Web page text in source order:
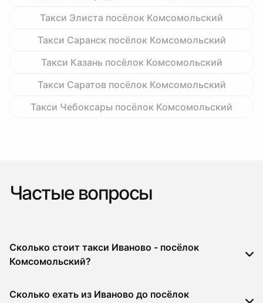
Такси Элиста посёлок Комсомольский
Такси Саранск посёлок Комсомольский
Такси Казань посёлок Комсомольский
Такси Саратов посёлок Комсомольский
Такси Чебоксары посёлок Комсомольский
Частые вопросы
Сколько стоит такси Иваново - посёлок
Комсомольский?
Сколько ехать из Иваново до посёлок